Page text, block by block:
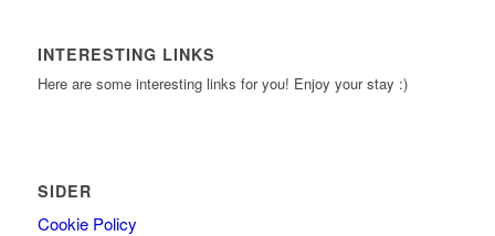
INTERESTING LINKS
Here are some interesting links for you! Enjoy your stay :)
SIDER
Cookie Policy